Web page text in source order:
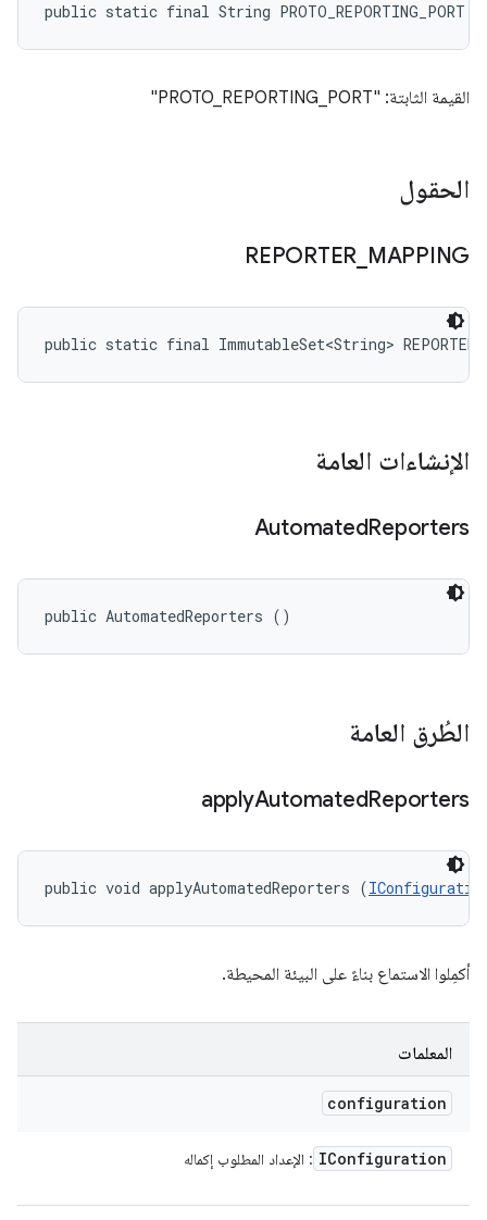
public static final String PROTO_REPORTING_PORT
القيمة الثابتة: "PROTO_REPORTING_PORT"
الحقول
REPORTER MAPPING
public static final ImmutableSet<String>
الإنشاءات العامة
AutomatedReporters
public AutomatedReporters ()
الطُرق العامة
applyAutomatedReporters
public void applyAutomatedReporters (
أكمِلوا الاستماع بناءً على البيئة المحيطة.
المعلمات
configuration
IConfiguration : الإعداد المطلوب إكماله